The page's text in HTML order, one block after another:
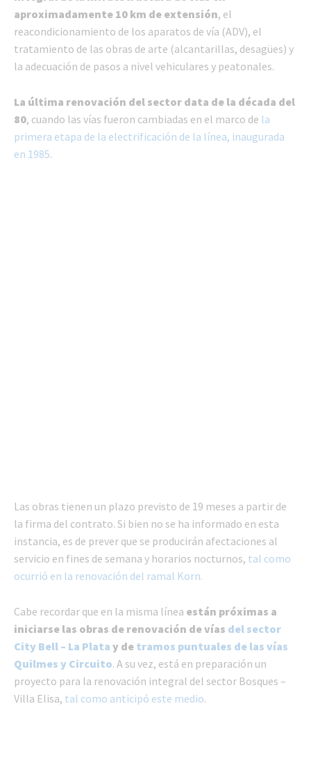
aproximadamente 10 km de extensión, el
reacondicionamiento de los aparatos de vía (ADV), el
tratamiento de las obras de arte (alcantarillas, desagües) y
la adecuación de pasos a nivel vehiculares y peatonales.
La última renovación del sector data de la década del
80, cuando las vías fueron cambiadas en el marco de la
primera etapa de la electrificación de la línea, inaugurada
en 1985.
Las obras tienen un plazo previsto de 19 meses a partir de
la firma del contrato. Si bien no se ha informado en esta
instancia, es de prever que se producirán afectaciones al
servicio en fines de semana y horarios nocturnos, tal como
ocurrió en la renovación del ramal Korn.
Cabe recordar que en la misma línea están próximas a
iniciarse las obras de renovación de vías del sector
City Bell – La Plata y de tramos puntuales de las vías
Quilmes y Circuito. A su vez, está en preparación un
proyecto para la renovación integral del sector Bosques –
Villa Elisa, tal como anticipó este medio.